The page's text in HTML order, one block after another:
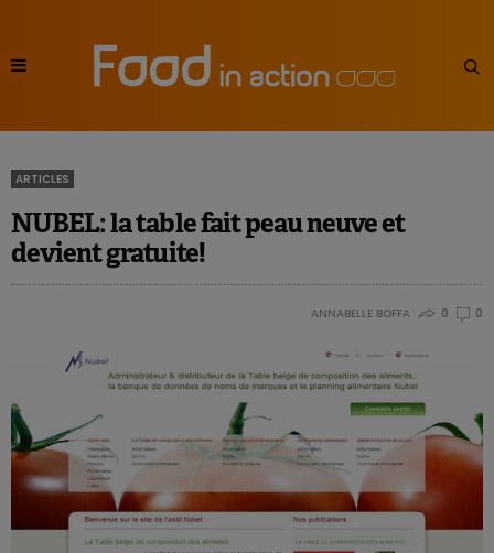
ARTICLES
NUBEL: la table fait peau neuve et
devient gratuite!
ANNABELLE BOFFA 0 0